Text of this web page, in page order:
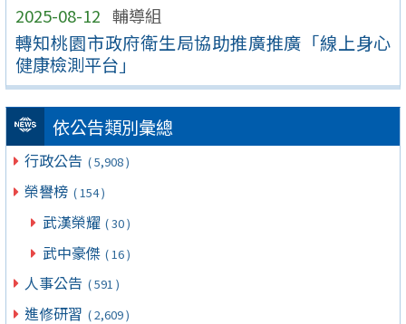
2025-08-12 輔導組
轉知桃園市政府衛生局協助推廣推廣「線上身心
健康檢測平台」
依公告類別彙總
行政公告 ( 5,908 )
榮譽榜 ( 154 )
武漢榮耀 ( 30 )
武中豪傑 ( 16 )
人事公告 ( 591 )
進修研習 ( 2,609 )